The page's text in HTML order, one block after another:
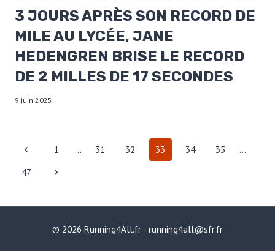
3 JOURS APRÈS SON RECORD DE
MILE AU LYCÉE, JANE
HEDENGREN BRISE LE RECORD
DE 2 MILLES DE 17 SECONDES
9 juin 2025
NAVIGATION
PAGE
Page
précédente
1 … 31 32 33 34 35
…
47
Page
© 2026 Running4All.fr - running4all@sfr.fr